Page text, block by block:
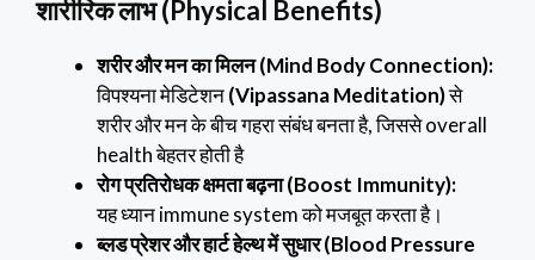
शारीरिक लाभ (Physical Benefits)
शरीर और मन का मिलन (Mind Body Connection):
विपश्यना मेडिटेशन(Vipassana Meditation)से
शरीर और मन के बीच गहरा संबंध बनता है, जिससे overall
health बेहतर होती है
रोग प्रतिरोधक क्षमता बढ़ना (Boost Immunity):
यह ध्यान immune system को मजबूत करता है।
ब्लड प्रेशर और हार्ट हेल्थ में सुधार (Blood Pressure